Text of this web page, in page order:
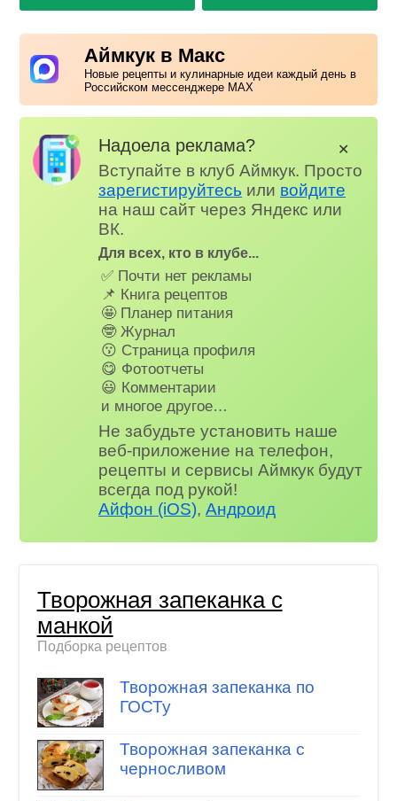
Аймкук в Макс
Новые рецепты и кулинарные идеи каждый день в
Российском мессенджере MAX
Надоела реклама?
Вступайте в клуб Аймкук. Просто
зарегистируйтесь или войдите
на наш сайт через Яндекс или
ВК.
Для всех, кто в клубе...
✅ Почти нет рекламы
📌 Книга рецептов
🤩 Планер питания
🤓 Журнал
😗 Страница профиля
😋 Фотоотчеты
😃 Комментарии
и многое другое…
Не забудьте установить наше
веб-приложение на телефон,
рецепты и сервисы Аймкук будут
всегда под рукой!
Айфон (iOS),Андроид
✕
Творожная запеканка с
манкой
Подборка рецептов
Творожная запеканка по
ГОСТу
Творожная запеканка с
черносливом